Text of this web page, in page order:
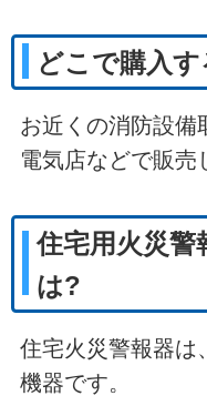
どこで購入
お近くの消防設備
電気店などで販売
住宅用火災警
は?
住宅火災警報器は
機器です。